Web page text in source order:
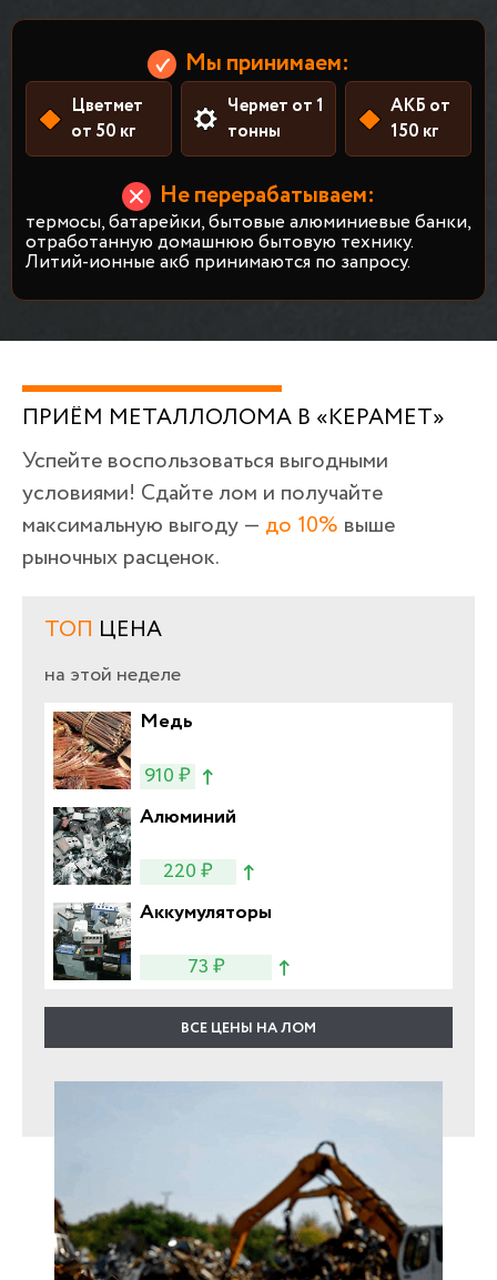
Мы принимаем:
Цветмет
от 50 кг
Чермет от 1
тонны
АКБ от
150 кг
Не перерабатываем:
термосы, батарейки, бытовые алюминиевые банки,
отработанную домашнюю бытовую технику.
Литий-ионные акб принимаются по запросу.
ПРИЁМ МЕТАЛЛОЛОМА В «КЕРАМЕТ»
Успейте воспользоваться выгодными
условиями! Сдайте лом и получайте
максимальную выгоду — до 10% выше
рыночных расценок.
ТОП ЦЕНА
на этой неделе
Медь
910 ₽
Алюминий
220 ₽
Аккумуляторы
73 ₽
ВСЕ ЦЕНЫ НА ЛОМ